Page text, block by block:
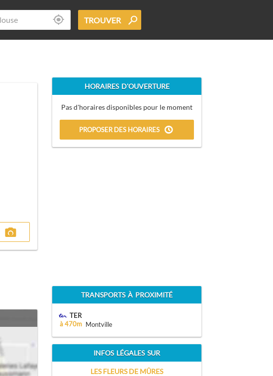
TROUVER
HORAIRES D'OUVERTURE
Pas d'horaires disponibles pour le moment
PROPOSER DES HORAIRES
TRANSPORTS À PROXIMITÉ
TER
à 470m Montville
INFOS LÉGALES SUR
LES FLEURS DE MÛRES